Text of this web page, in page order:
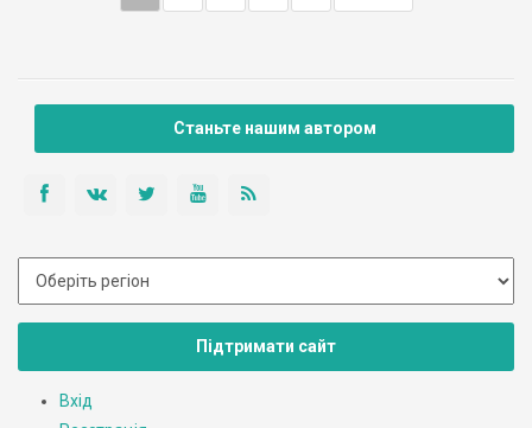
Станьте нашим автором
Підтримати сайт
Вхід